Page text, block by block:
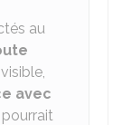
au
avec
pourrait